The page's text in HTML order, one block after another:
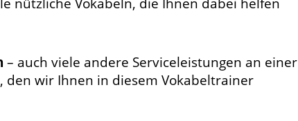
– auch viele andere Serviceleistungen an einer
den wir Ihnen in diesem Vokabeltrainer